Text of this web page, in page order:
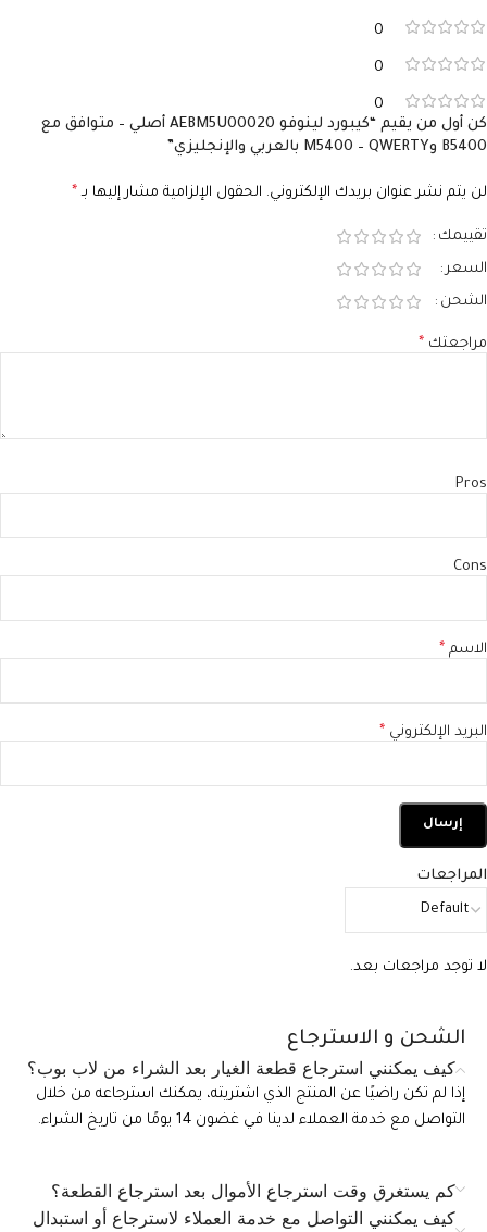
0
0
0
المراجعات
لا توجد مراجعات بعد.
كن أول من يقيم “كيبورد لينوفو AEBM5U00020 أصلي – متوافق مع
B5400 وM5400 – QWERTY بالعربي والإنجليزي”
لن يتم نشر عنوان بريدك الإلكتروني. الحقول الإلزامية مشار إليها بـ *
تقييمك
السعر
الشحن
مراجعتك *
Pros
Cons
الاسم *
البريد الإلكتروني *
الشحن و الاسترجاع
كيف يمكنني استرجاع قطعة الغيار بعد الشراء من لاب بوب؟
إذا لم تكن راضيًا عن المنتج الذي اشتريته، يمكنك استرجاعه من خلال
التواصل مع خدمة العملاء لدينا في غضون 14 يومًا من تاريخ الشراء.
كم يستغرق وقت استرجاع الأموال بعد استرجاع القطعة؟
كيف يمكنني التواصل مع خدمة العملاء لاسترجاع أو استبدال